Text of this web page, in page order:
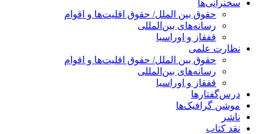
سخنرانی‌ها
حقوق بین الملل/ حقوق اقلیت‌ها و اقوام
رسانه‌های بین‌المللی
قفقاز و اوراسیا
نظارت علمی
حقوق بین الملل/ حقوق اقلیت‌ها و اقوام
رسانه‌های بین‌المللی
قفقاز و اوراسیا
درس‌گفتارها
موشن گرافیک‌ها
ناشر
نقد کتاب